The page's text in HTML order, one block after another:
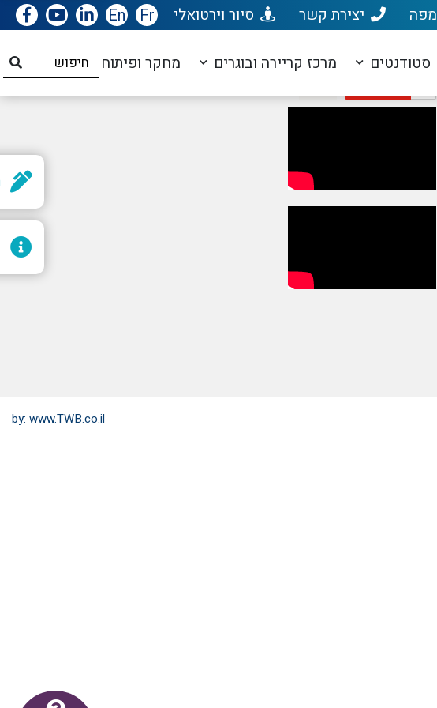
מפה יצירת קשר סיור וירטואלי Fr
En
סטודנטים מרכז קריירה ובוגרים מחקר ופיתוח
by: www.TWB.co.il